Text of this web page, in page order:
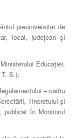
preuniversitar de
local, judeţean şi
Educaţiei,
S.);
– cadru
Tineretului şi
publicat în Monitorul